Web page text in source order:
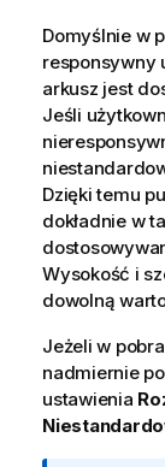
Domyślnie w
responsywny
arkusz jest
Jeśli
Dzięki temu
dokładnie w
Wysokość i
dowolną
Jeżeli w
nadmiernie
ustawienia